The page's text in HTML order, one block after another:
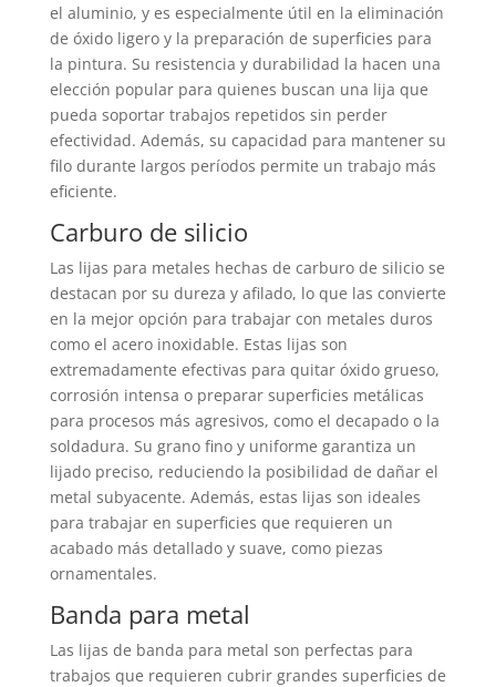
el aluminio, y es especialmente útil en la eliminación
de óxido ligero y la preparación de superficies para
la pintura. Su resistencia y durabilidad la hacen una
elección popular para quienes buscan una lija que
pueda soportar trabajos repetidos sin perder
efectividad. Además, su capacidad para mantener su
filo durante largos períodos permite un trabajo más
eficiente.
Carburo de silicio
Las lijas para metales hechas de carburo de silicio se
destacan por su dureza y afilado, lo que las convierte
en la mejor opción para trabajar con metales duros
como el acero inoxidable. Estas lijas son
extremadamente efectivas para quitar óxido grueso,
corrosión intensa o preparar superficies metálicas
para procesos más agresivos, como el decapado o la
soldadura. Su grano fino y uniforme garantiza un
lijado preciso, reduciendo la posibilidad de dañar el
metal subyacente. Además, estas lijas son ideales
para trabajar en superficies que requieren un
acabado más detallado y suave, como piezas
ornamentales.
Banda para metal
Las lijas de banda para metal son perfectas para
trabajos que requieren cubrir grandes superficies de